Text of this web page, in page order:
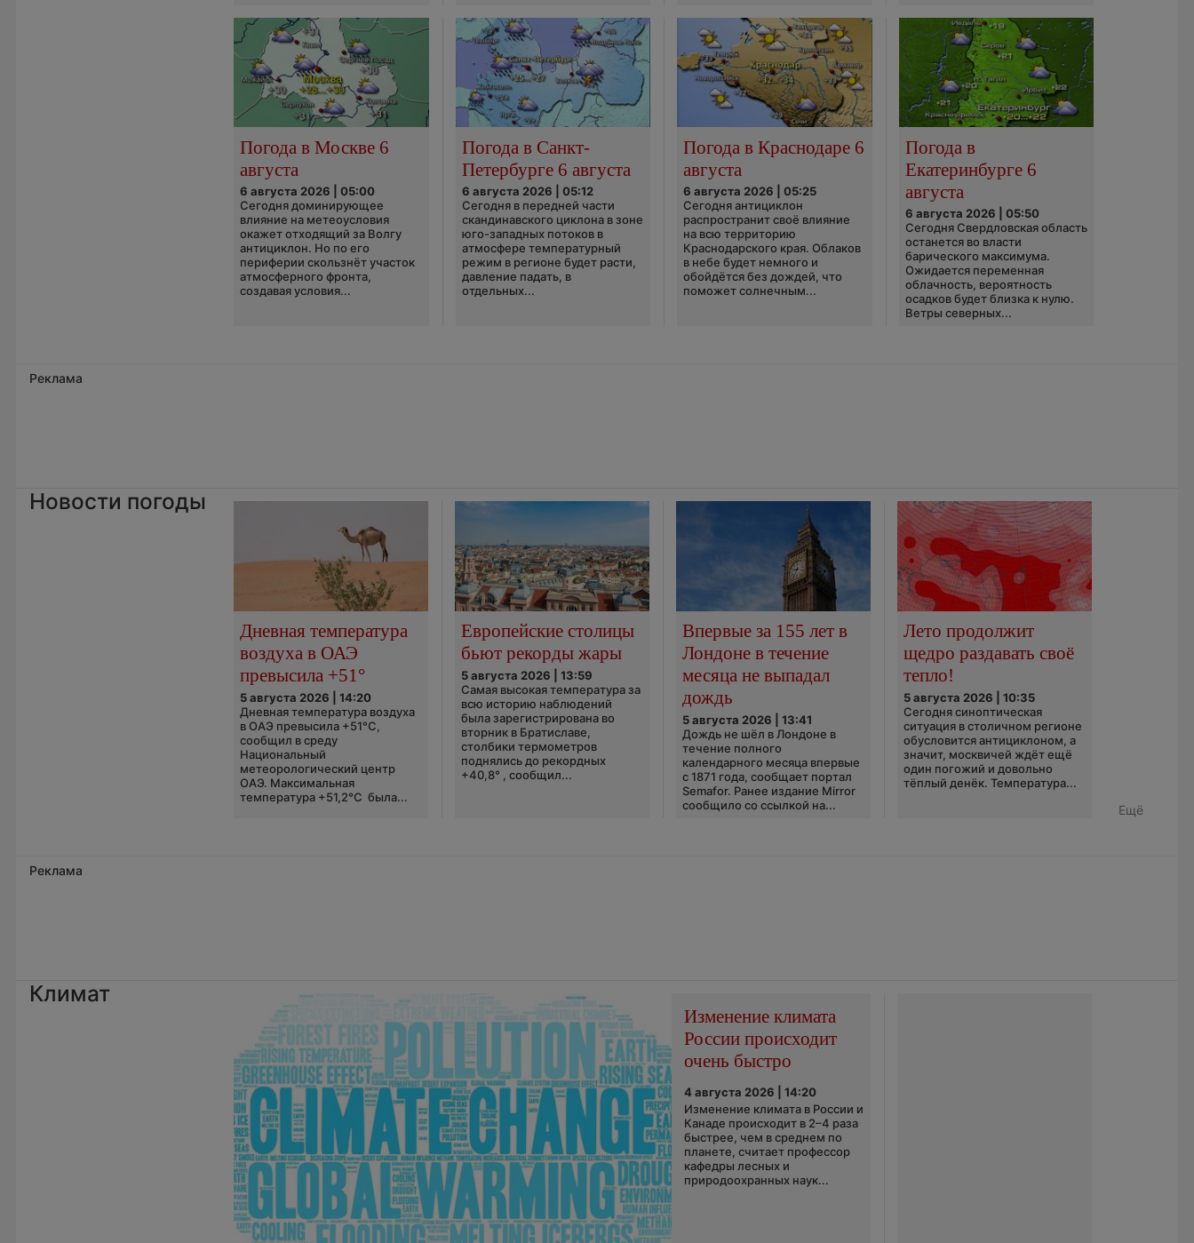
Погода в Москве 6
августа
6 августа 2026 | 05:00
Сегодня доминирующее
влияние на метеоусловия
окажет отходящий за Волгу
антициклон. Но по его
периферии скользнёт участок
атмосферного фронта,
создавая условия...
Погода в Санкт-
Петербурге 6 августа
6 августа 2026 | 05:12
Сегодня в передней части
скандинавского циклона в зоне
юго-западных потоков в
атмосфере температурный
режим в регионе будет расти,
давление падать, в
отдельных...
Погода в Краснодаре 6
августа
6 августа 2026 | 05:25
Сегодня антициклон
распространит своё влияние
на всю территорию
Краснодарского края. Облаков
в небе будет немного и
обойдётся без дождей, что
поможет солнечным...
Погода в
Екатеринбурге 6
августа
6 августа 2026 | 05:50
Сегодня Свердловская область
останется во власти
барического максимума.
Ожидается переменная
облачность, вероятность
осадков будет близка к нулю.
Ветры северных...
Реклама
Новости погоды
Дневная температура
воздуха в ОАЭ
превысила +51°
5 августа 2026 | 14:20
Дневная температура воздуха
в ОАЭ превысила +51°C,
сообщил в среду
Национальный
метеорологический центр
ОАЭ. Максимальная
температура +51,2°C была...
Европейские столицы
бьют рекорды жары
5 августа 2026 | 13:59
Самая высокая температура за
всю историю наблюдений
была зарегистрирована во
вторник в Братиславе,
столбики термометров
поднялись до рекордных
+40,8° , сообщил...
Впервые за 155 лет в
Лондоне в течение
месяца не выпадал
дождь
5 августа 2026 | 13:41
Дождь не шёл в Лондоне в
течение полного
календарного месяца впервые
с 1871 года, сообщает портал
Semafor. Ранее издание Mirror
сообщило со ссылкой на...
Лето продолжит
щедро раздавать своё
тепло!
5 августа 2026 | 10:35
Сегодня синоптическая
ситуация в столичном регионе
обусловится антициклоном, а
значит, москвичей ждёт ещё
один погожий и довольно
тёплый денёк. Температура...
Ещё
Реклама
Климат
Изменение климата
России происходит
очень быстро
4 августа 2026 | 14:20
Изменение климата в России и
Канаде происходит в 2–4 раза
быстрее, чем в среднем по
планете, считает профессор
кафедры лесных и
природоохранных наук...